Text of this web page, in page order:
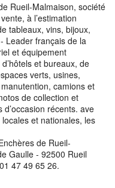
Rueil-Malmaison, société
à l’estimation
tableaux, vins, bijoux,
Leader français de la
et équipement
et bureaux, de
verts, usines,
camions et
de collection et
récents. ave
et nationales, les
de Rueil-
Gaulle - 92500 Rueil
47 49 65 26.